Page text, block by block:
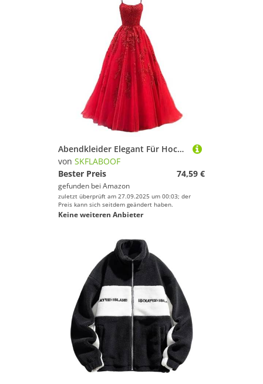
Abendkleider Elegant Für Hochzeit Abiballkleider Lang Festkleider Verlobungskleid Jugendweihe Kleider A-Linie Hochzeitsgäste Prom Ballkleid a Linie Rot, XS
von SKFLABOOF
Bester Preis
74,59 €
gefunden bei Amazon
zuletzt überprüft am 27.09.2025 um 00:03; der
Preis kann sich seitdem geändert haben.
Keine weiteren Anbieter